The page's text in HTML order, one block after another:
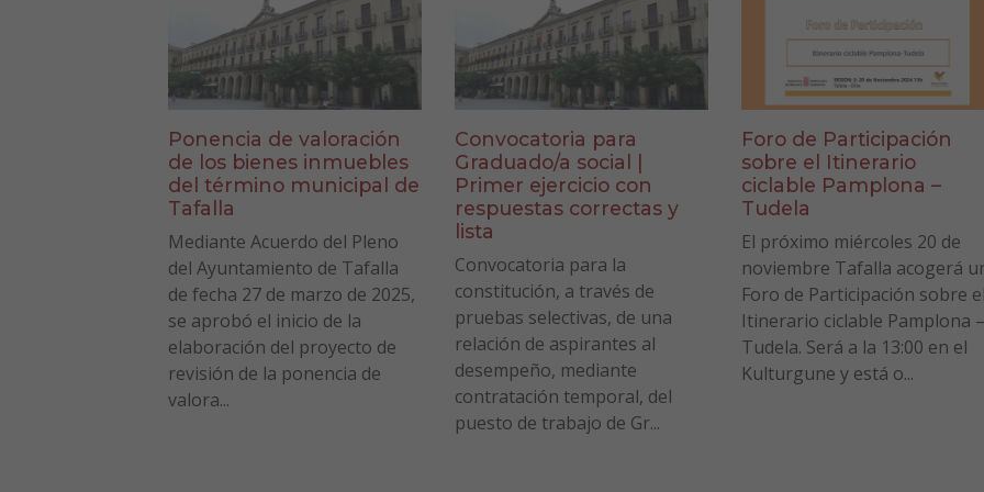
Ponencia de valoración
de los bienes inmuebles
del término municipal de
Tafalla
Mediante Acuerdo del Pleno
del Ayuntamiento de Tafalla
de fecha 27 de marzo de 2025,
se aprobó el inicio de la
elaboración del proyecto de
revisión de la ponencia de
valora...
Convocatoria para
Graduado/a social |
Primer ejercicio con
respuestas correctas y
lista
Convocatoria para la
constitución, a través de
pruebas selectivas, de una
relación de aspirantes al
desempeño, mediante
contratación temporal, del
puesto de trabajo de Gr...
Foro de Participación
sobre el Itinerario
ciclable Pamplona –
Tudela
El próximo miércoles 20 de
noviembre Tafalla acogerá
Foro de Participación sobre el
Itinerario ciclable Pamplona –
Tudela. Será a la 13:00 en el
Kulturgune y está o...